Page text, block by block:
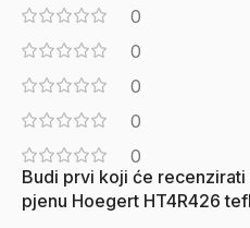
0
0
0
0
0
Budi prvi koji će recenzirati
pjenu Hoegert HT4R426